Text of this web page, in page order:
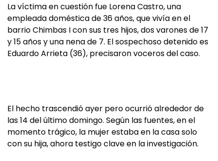
La víctima en cuestión fue Lorena Castro, una
empleada doméstica de 36 años, que vivía en el
barrio Chimbas I con sus tres hijos, dos varones de 17
y 15 años y una nena de 7. El sospechoso detenido es
Eduardo Arrieta (36), precisaron voceros del caso.
El hecho trascendió ayer pero ocurrió alrededor de
las 14 del último domingo. Según las fuentes, en el
momento trágico, la mujer estaba en la casa solo
con su hija, ahora testigo clave en la investigación.